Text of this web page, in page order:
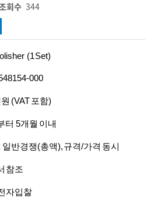
회수 344
(1 Set)
000
(VAT 포함)
터 5개월 이내
반경쟁(총액), 규격/가격 동시
참조
자입찰